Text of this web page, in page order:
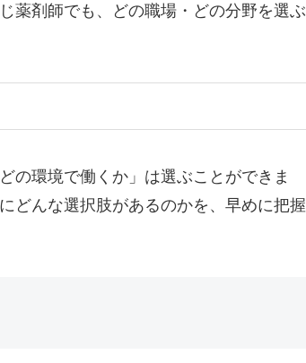
薬剤師でも、どの職場・どの分野を選ぶ
の環境で働くか」は選ぶことができま
どんな選択肢があるのかを、早めに把握